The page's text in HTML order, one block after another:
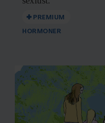
PREMIUM
HORMONER